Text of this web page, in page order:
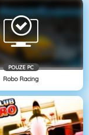
POUZE PC
Robo Racing